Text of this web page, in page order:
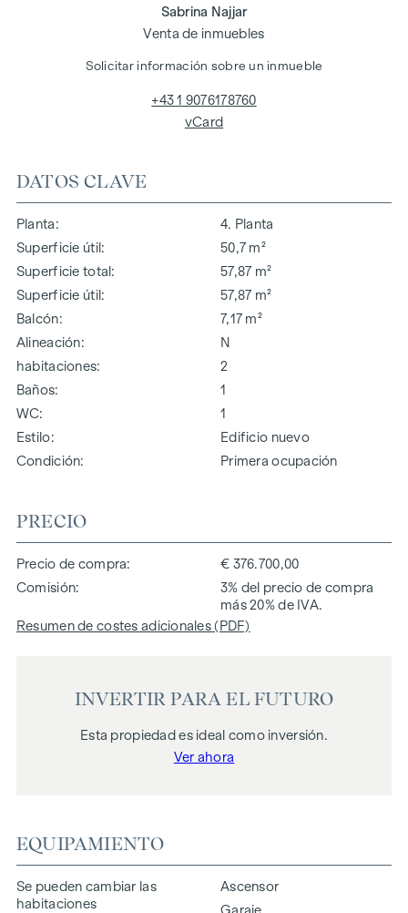
DATOS CLAVE
Planta
4. Planta
Superficie útil
50,7 m²
Superficie total
57,87 m²
Superficie útil
57,87 m²
Balcón
7,17 m²
Alineación
N
habitaciones
2
Baños
1
WC
1
Estilo
Edificio nuevo
Condición
Primera ocupación
PRECIO
Precio de compra
€ 376.700,00
Comisión
3% del precio de compra
más 20% de IVA.
Resumen de costes adicionales (PDF)
INVERTIR PARA EL FUTURO
Esta propiedad es ideal como inversión.
Ver ahora
EQUIPAMIENTO
Se pueden cambiar las
habitaciones
Ascensor
Sabrina Najjar
Venta de inmuebles
Solicitar información sobre un inmueble
+43 1 9076178760
vCard